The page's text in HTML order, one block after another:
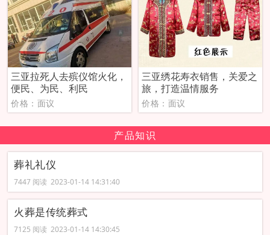
三亚拉死人去殡仪馆火化，
便民、为民、利民
价格：面议
三亚绣花寿衣销售，关爱之
旅，打造温情服务
价格：面议
产品知识
葬礼礼仪
7447 阅读 2023-01-14 14:31:40
火葬是传统葬式
7125 阅读 2023-01-14 14:30:45